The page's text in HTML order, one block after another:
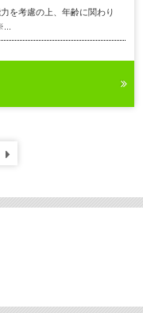
を考慮の上、年齢に関わり
件